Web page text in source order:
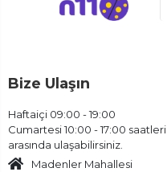
Bize Ulaşın
Haftaiçi 09:00 - 19:00
Cumartesi 10:00 - 17:00 saatleri
arasında ulaşabilirsiniz.
Madenler Mahallesi